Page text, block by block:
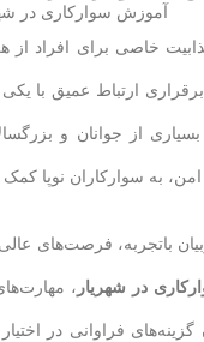
خاصی برای افراد
ارتباط عمیق با یکی
از جوانان و
به سوارکاران نوپا کمک
باتجربه، فرصت‌های
در شهریار ،
فراوانی در